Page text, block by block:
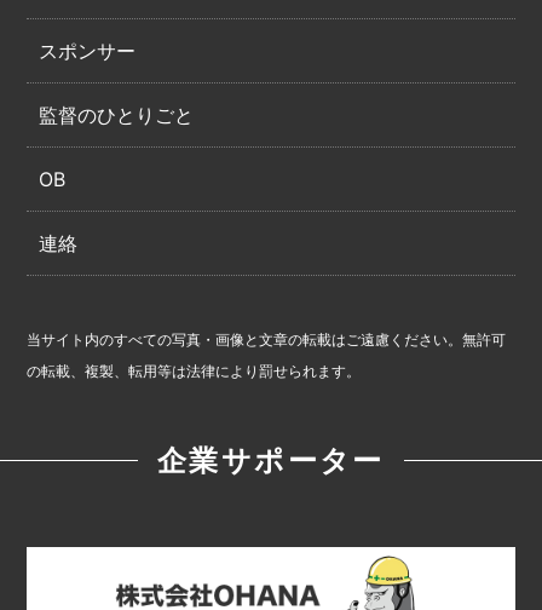
スポンサー
監督のひとりごと
OB
連絡
当サイト内のすべての写真・画像と文章の転載はご遠慮ください。無許可
の転載、複製、転用等は法律により罰せられます。
企業サポーター